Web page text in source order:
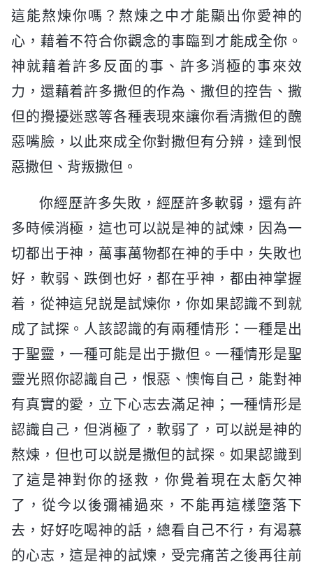
這能熬煉你嗎？熬煉之中才能顯出你愛神的
心，藉着不符合你觀念的事臨到才能成全你。
神就藉着許多反面的事、許多消極的事來效
力，還藉着許多撒但的作為、撒但的控告、撒
但的攪擾迷惑等各種表現來讓你看清撒但的醜
惡嘴臉，以此來成全你對撒但有分辨，達到恨
惡撒但、背叛撒但。
你經歷許多失敗，經歷許多軟弱，還有許
多時候消極，這也可以説是神的試煉，因為一
切都出于神，萬事萬物都在神的手中，失敗也
好，軟弱、跌倒也好，都在乎神，都由神掌握
着，從神這兒説是試煉你，你如果認識不到就
成了試探。人該認識的有兩種情形：一種是出
于聖靈，一種可能是出于撒但。一種情形是聖
靈光照你認識自己，恨惡、懊悔自己，能對神
有真實的愛，立下心志去滿足神；一種情形是
認識自己，但消極了，軟弱了，可以説是神的
熬煉，但也可以説是撒但的試探。如果認識到
了這是神對你的拯救，你覺着現在太虧欠神
了，從今以後彌補過來，不能再這樣墮落下
去，好好吃喝神的話，總看自己不行，有渴慕
的心志，這是神的試煉，受完痛苦之後再往前